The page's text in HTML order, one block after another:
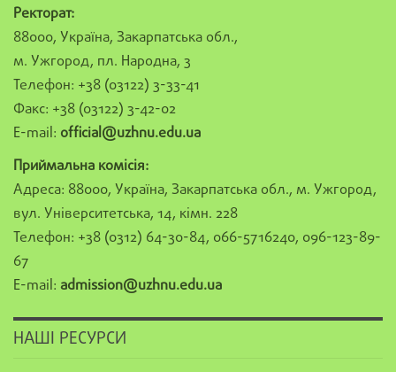
Ректорат:
88000, Україна, Закарпатська обл.,
м. Ужгород, пл. Народна, 3
Телефон: +38 (03122) 3-33-41
Факс: +38 (03122) 3-42-02
E-mail: official@uzhnu.edu.ua
Приймальна комісія:
Адреса: 88000, Україна, Закарпатська обл., м. Ужгород,
вул. Університетська, 14, кімн. 228
Телефон: +38 (0312) 64-30-84, 066-5716240, 096-123-89-
67
E-mail: admission@uzhnu.edu.ua
НАШІ РЕСУРСИ